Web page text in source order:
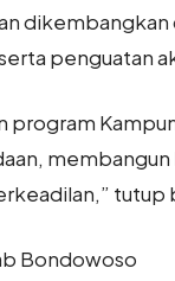
penguatan
program
tutup
Bondowoso